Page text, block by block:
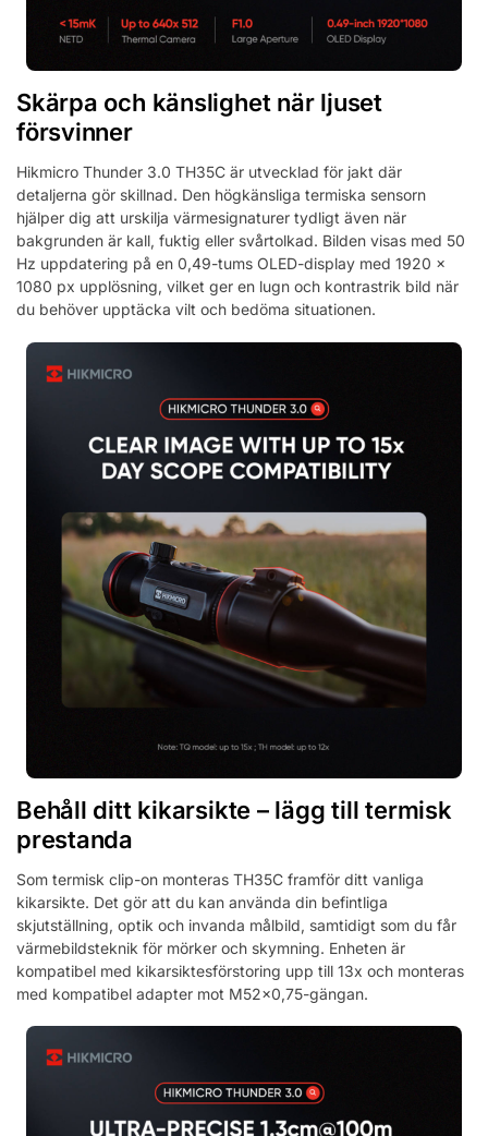
Skärpa och känslighet när ljuset
försvinner
Hikmicro Thunder 3.0 TH35C är utvecklad för jakt där
detaljerna gör skillnad. Den högkänsliga termiska sensorn
hjälper dig att urskilja värmesignaturer tydligt även när
bakgrunden är kall, fuktig eller svårtolkad. Bilden visas med 50
Hz uppdatering på en 0,49-tums OLED-display med 1920 x
1080 px upplösning, vilket ger en lugn och kontrastrik bild när
du behöver upptäcka vilt och bedöma situationen.
Behåll ditt kikarsikte – lägg till termisk
prestanda
Som termisk clip-on monteras TH35C framför ditt vanliga
kikarsikte. Det gör att du kan använda din befintliga
skjutställning, optik och invanda målbild, samtidigt som du får
värmebildsteknik för mörker och skymning. Enheten är
kompatibel med kikarsiktesförstoring upp till 13x och monteras
med kompatibel adapter mot M52x0,75-gängan.